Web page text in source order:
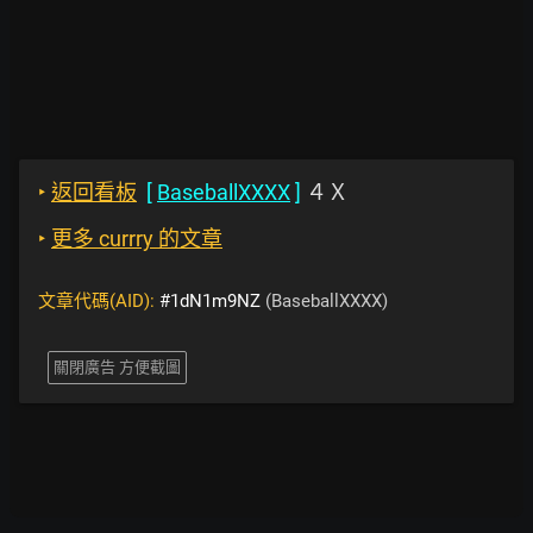
‣ 返回看板 [ BaseballXXXX] ４Ｘ
‣ 更多 currry 的文章
文章代碼(AID): #1dN1m9NZ (BaseballXXXX)
關閉廣告 方便截圖